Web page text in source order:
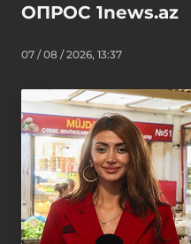
ОПРОС 1news.az
07 / 08 / 2026, 13:37